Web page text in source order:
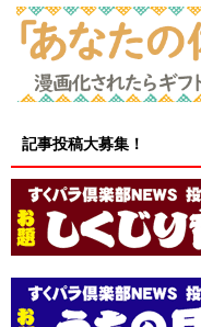
記事投稿大募集！